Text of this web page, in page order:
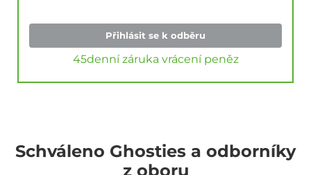
Přihlásit se k odběru
45denní záruka vrácení peněz
Schváleno Ghosties a odborníky
z oboru